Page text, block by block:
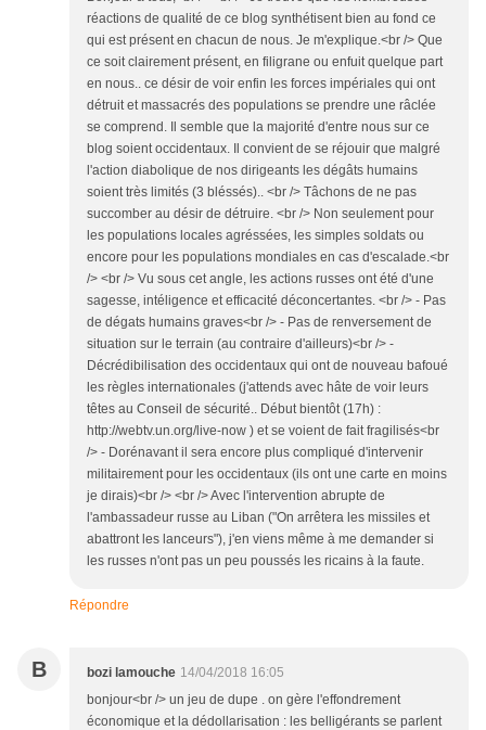
réactions de qualité de ce blog synthétisent bien au fond ce
qui est présent en chacun de nous. Je m'explique.<br /> Que
ce soit clairement présent, en filigrane ou enfuit quelque part
en nous.. ce désir de voir enfin les forces impériales qui ont
détruit et massacrés des populations se prendre une râclée
se comprend. Il semble que la majorité d'entre nous sur ce
blog soient occidentaux. Il convient de se réjouir que malgré
l'action diabolique de nos dirigeants les dégâts humains
soient très limités (3 bléssés).. <br /> Tâchons de ne pas
succomber au désir de détruire. <br /> Non seulement pour
les populations locales agréssées, les simples soldats ou
encore pour les populations mondiales en cas d'escalade.<br
/> <br /> Vu sous cet angle, les actions russes ont été d'une
sagesse, intéligence et efficacité déconcertantes. <br /> - Pas
de dégats humains graves<br /> - Pas de renversement de
situation sur le terrain (au contraire d'ailleurs)<br /> -
Décrédibilisation des occidentaux qui ont de nouveau bafoué
les règles internationales (j'attends avec hâte de voir leurs
têtes au Conseil de sécurité.. Début bientôt (17h) :
http://webtv.un.org/live-now ) et se voient de fait fragilisés<br
/> - Dorénavant il sera encore plus compliqué d'intervenir
militairement pour les occidentaux (ils ont une carte en moins
je dirais)<br /> <br /> Avec l'intervention abrupte de
l'ambassadeur russe au Liban ("On arrêtera les missiles et
abattront les lanceurs"), j'en viens même à me demander si
les russes n'ont pas un peu poussés les ricains à la faute.
Répondre
B bozi lamouche 14/04/2018 16:05
bonjour<br /> un jeu de dupe . on gère l'effondrement
économique et la dédollarisation : les belligérants se parlent